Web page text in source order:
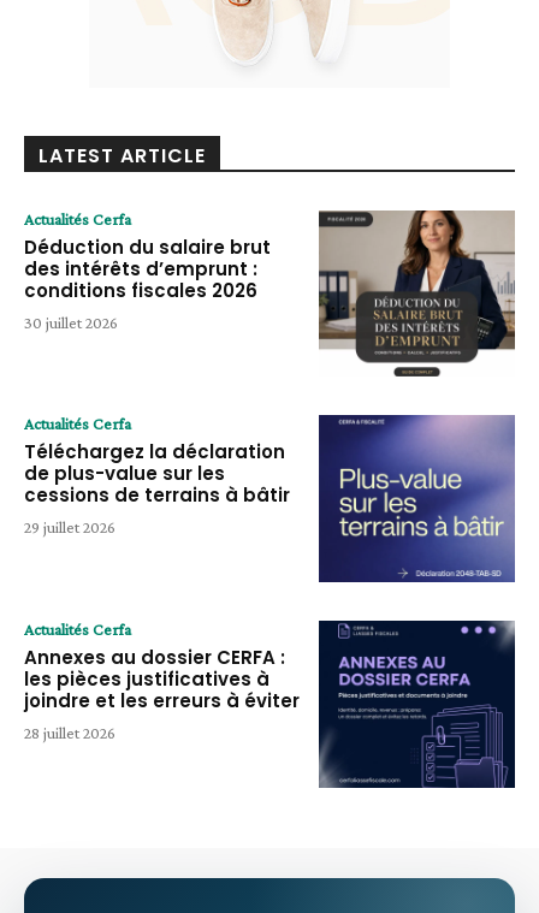
LATEST ARTICLE
Actualités Cerfa
Déduction du salaire brut
des intérêts d’emprunt :
conditions fiscales 2026
30 juillet 2026
Actualités Cerfa
Téléchargez la déclaration
de plus-value sur les
cessions de terrains à bâtir
29 juillet 2026
Actualités Cerfa
Annexes au dossier CERFA :
les pièces justificatives à
joindre et les erreurs à éviter
28 juillet 2026